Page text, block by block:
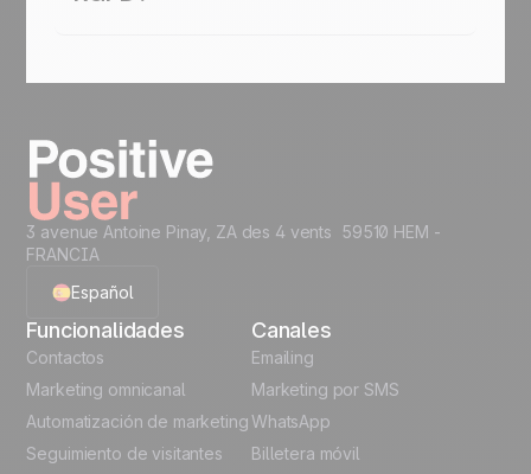
clientes con total tranquilidad, y ellos también.
3 avenue Antoine Pinay, ZA des 4 vents 59510 HEM -
FRANCIA
Español
English
French
Polish
Funcionalidades
Contactos
Marketing omnicanal
Automatización de marketing
Seguimiento de visitantes
Canales
Emailing
Marketing por SMS
WhatsApp
Billetera móvil